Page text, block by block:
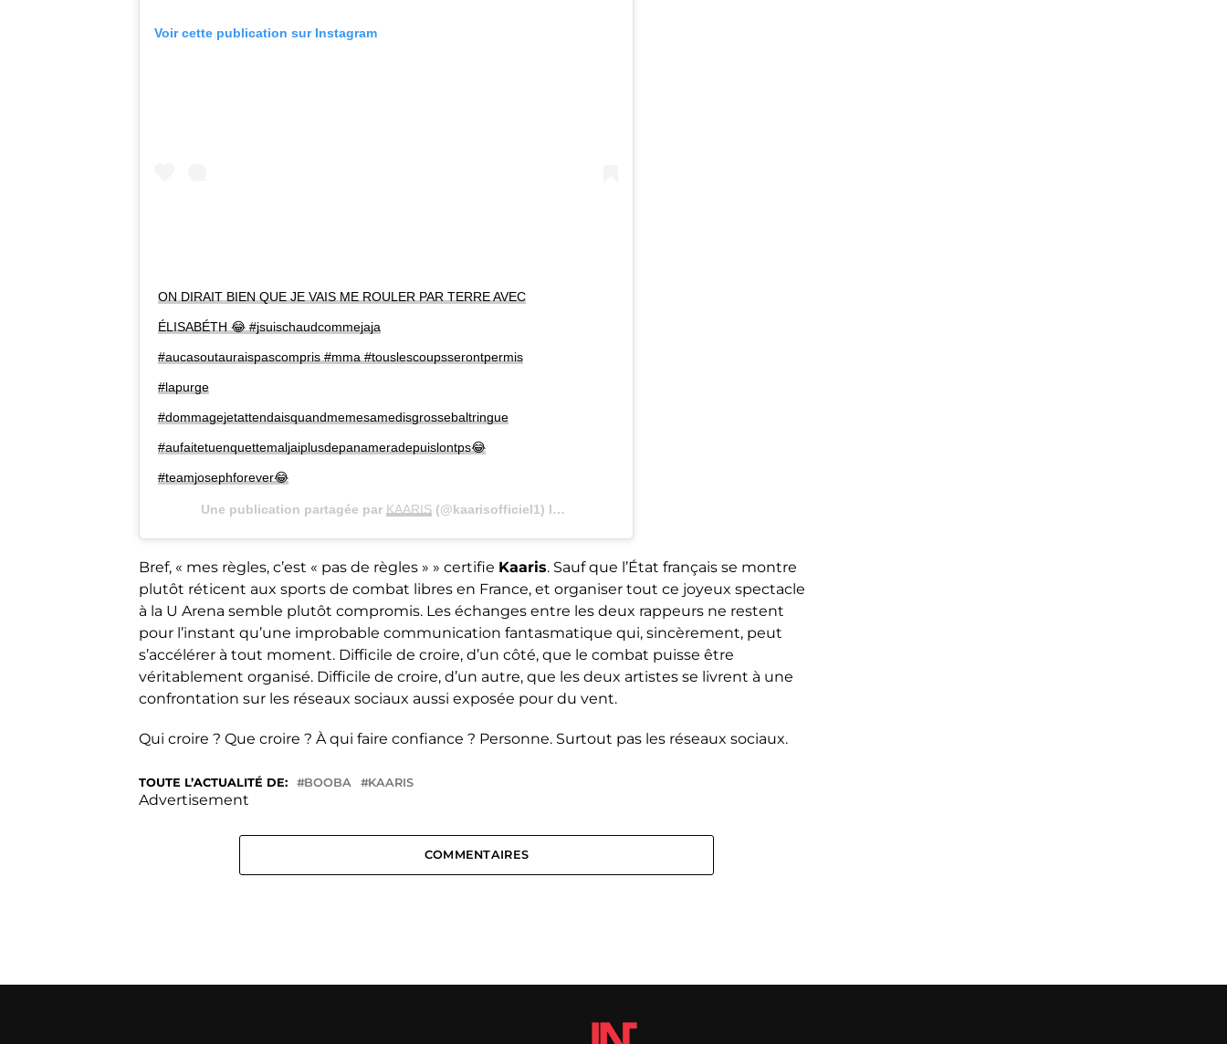
Voir cette publication sur Instagram
ON DIRAIT BIEN QUE JE VAIS ME ROULER PAR TERRE AVEC
ÉLISABÉTH 😂 #jsuischaudcommejaja
#aucasoutauraispascompris #mma #touslescoupsserontpermis
#lapurge
#dommagejetattendaisquandmemesamedisgrossebaltringue
#aufaitetuenquettemaljaiplusdepanameradepuislontps😂
#teamjosephforever😂
Une publication partagée par KAARIS(@kaarisofficiel1) le 26 Déc. 2018 à 9 :30 PST
Bref, « mes règles, c’est « pas de règles » » certifie Kaaris. Sauf que l’État français se montre
plutôt réticent aux sports de combat libres en France, et organiser tout ce joyeux spectacle
à la U Arena semble plutôt compromis. Les échanges entre les deux rappeurs ne restent
pour l’instant qu’une improbable communication fantasmatique qui, sincèrement, peut
s’accélérer à tout moment. Difficile de croire, d’un côté, que le combat puisse être
véritablement organisé. Difficile de croire, d’un autre, que les deux artistes se livrent à une
confrontation sur les réseaux sociaux aussi exposée pour du vent.
Qui croire ? Que croire ? À qui faire confiance ? Personne. Surtout pas les réseaux sociaux.
TOUTE L’ACTUALITÉ DE: BOOBA KAARIS
Advertisement
COMMENTAIRES